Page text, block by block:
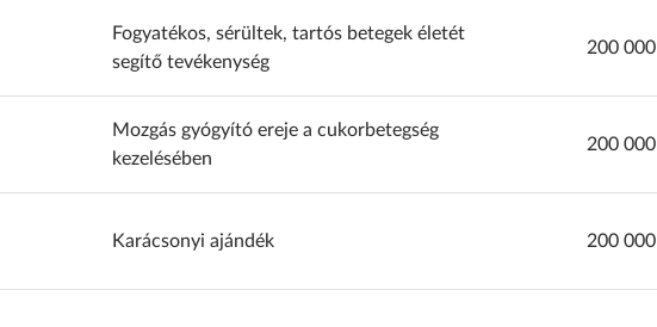
Fogyatékos, sérültek, tartós betegek életét
segítő tevékenység
200 000
Mozgás gyógyító ereje a cukorbetegség
kezelésében
200 000
Karácsonyi ajándék 200 000